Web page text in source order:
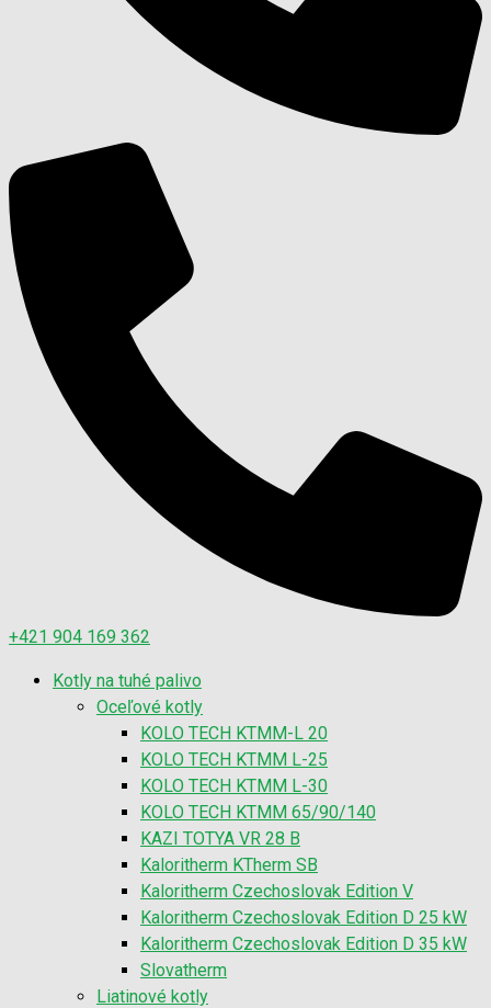
+421 904 169 362
Kotly na tuhé palivo
Oceľové kotly
KOLO TECH KTMM-L 20
KOLO TECH KTMM L-25
KOLO TECH KTMM L-30
KOLO TECH KTMM 65/90/140
KAZI TOTYA VR 28 B
Kaloritherm KTherm SB
Kaloritherm Czechoslovak Edition V
Kaloritherm Czechoslovak Edition D 25 kW
Kaloritherm Czechoslovak Edition D 35 kW
Slovatherm
Liatinové kotly